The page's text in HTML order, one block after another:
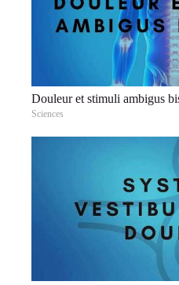
Douleur et stimuli ambigus
Sciences